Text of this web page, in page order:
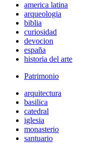
america latina
arqueologia
biblia
curiosidad
devocion
españa
historia del arte
Patrimonio
arquitectura
basilica
catedral
iglesia
monasterio
santuario